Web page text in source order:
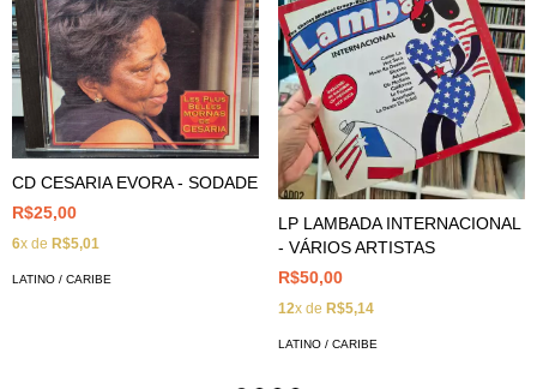
CD CESARIA EVORA - SODADE
R$25,00
6x de R$5,01
LATINO / CARIBE
LP LAMBADA INTERNACIONAL
- VÁRIOS ARTISTAS
R$50,00
12x de R$5,14
LATINO / CARIBE